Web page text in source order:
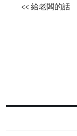
<< 給老闆的話